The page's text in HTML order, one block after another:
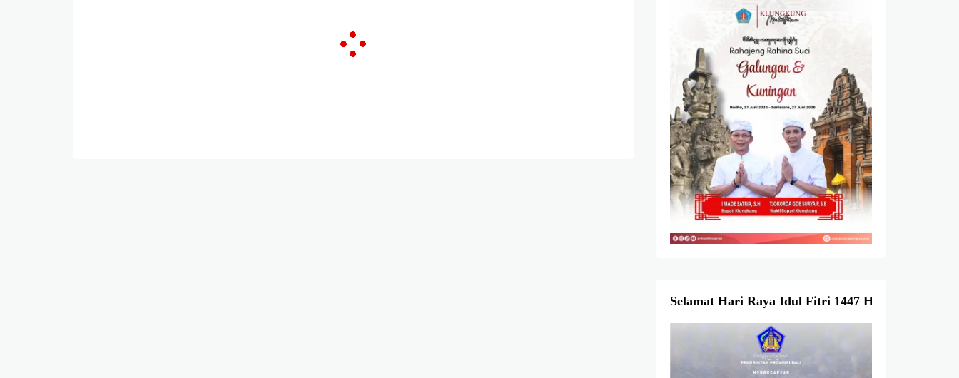
Selamat Hari Raya Idul Fitri 1447 Hijriah